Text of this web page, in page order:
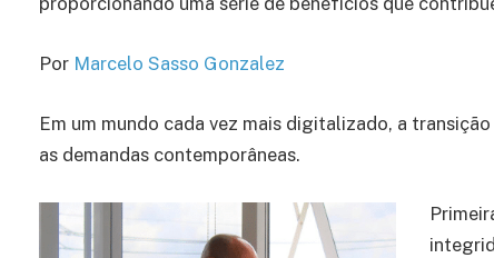
Por Marcelo Sasso Gonzalez
Em um mundo cada vez mais digitalizado, a
as demandas contemporâneas.